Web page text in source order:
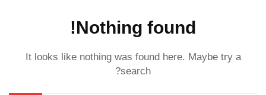
Nothing found!
It looks like nothing was found here. Maybe try a
search?